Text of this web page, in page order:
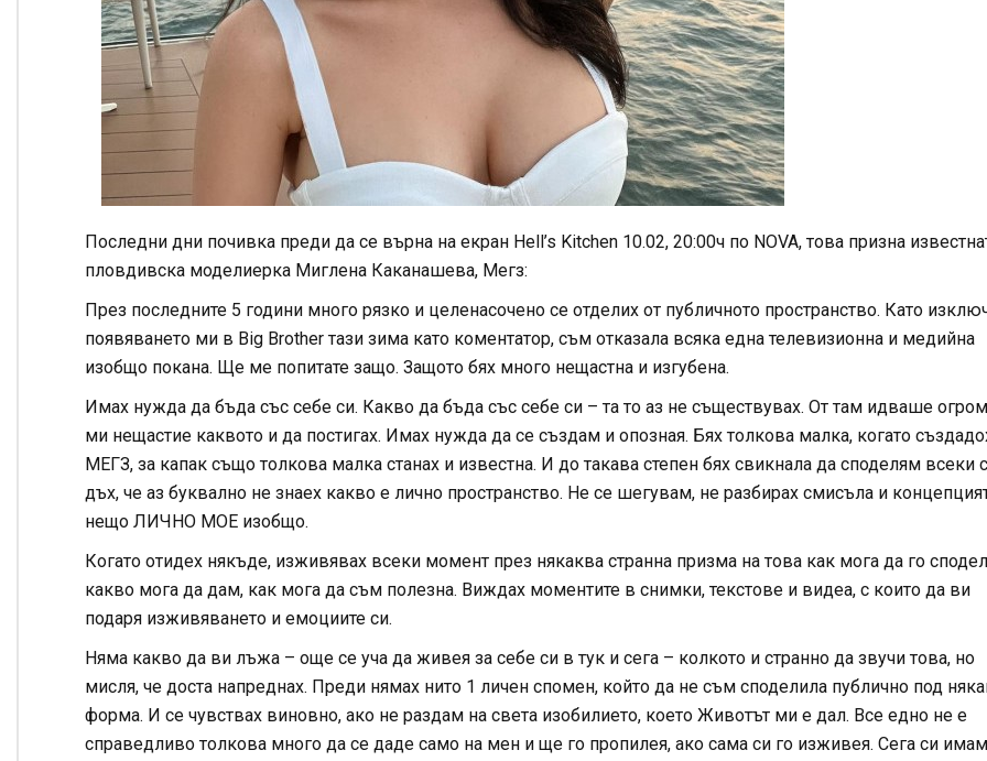
Последни дни почивка преди да се върна на екран Hell’s Kitchen 10.02, 20:00ч по NOVA, това призна
пловдивска моделиерка Миглена Каканашева, Мегз:
През последните 5 години много рязко и целенасочено се отделих от публичното пространство. Като
появяването ми в Big Brother тази зима като коментатор, съм отказала всяка една телевизионна и медийна
изобщо покана. Ще ме попитате защо. Защото бях много нещастна и изгубена.
Имах нужда да бъда със себе си. Какво да бъда със себе си – та то аз не съществувах. От там идваше
ми нещастие каквото и да постигах. Имах нужда да се създам и опозная. Бях толкова малка, когато
МЕГЗ, за капак също толкова малка станах и известна. И до такава степен бях свикнала да споделям всеки
дъх, че аз буквално не знаех какво е лично пространство. Не се шегувам, не разбирах смисъла и
нещо ЛИЧНО МОЕ изобщо.
Когато отидех някъде, изживявах всеки момент през някаква странна призма на това как мога да го
какво мога да дам, как мога да съм полезна. Виждах моментите в снимки, текстове и видеа, с които да ви
подаря изживяването и емоциите си.
Няма какво да ви лъжа – още се уча да живея за себе си в тук и сега – колкото и странно да звучи това, но
мисля, че доста напреднах. Преди нямах нито 1 личен спомен, който да не съм споделила публично под
форма. И се чувствах виновно, ако не раздам на света изобилието, което Животът ми е дал. Все едно не е
справедливо толкова много да се даде само на мен и ще го пропилея, ако сама си го изживея. Сега си имам